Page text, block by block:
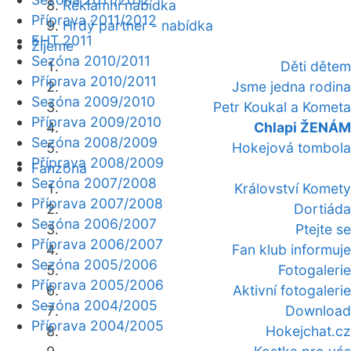
Reklamní nabídka
Hrdý partner - nabídka
Žijeme
Děti dětem
Jsme jedna rodina
Petr Koukal a Kometa
Chlapi ŽENÁM
Hokejová tombola
Fanzóna
Království Komety
Dortiáda
Ptejte se
Fan klub informuje
Fotogalerie
Aktivní fotogalerie
Download
Hokejchat.cz
Příprava 2011/2012
EHT 2011
Sezóna 2010/2011
Příprava 2010/2011
Sezóna 2009/2010
Příprava 2009/2010
Sezóna 2008/2009
Příprava 2008/2009
Sezóna 2007/2008
Příprava 2007/2008
Sezóna 2006/2007
Příprava 2006/2007
Sezóna 2005/2006
Příprava 2005/2006
Sezóna 2004/2005
Příprava 2004/2005